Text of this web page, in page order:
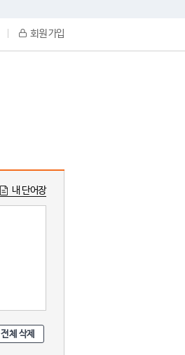
회원 가입
내 단어장
전체 삭제